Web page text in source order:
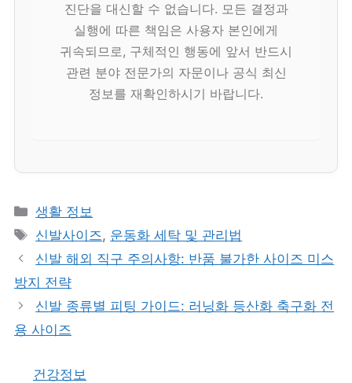
진단을 대신할 수 없습니다. 모든 결정과
실행에 따른 책임은 사용자 본인에게
귀속되므로, 구체적인 행동에 앞서 반드시
관련 분야 전문가의 자문이나 공식 최신
정보를 재확인하시기 바랍니다.
카
테
리
생활 정보
태
그
신발사이즈 , 운동화 세탁 및 관리법
신발 해외 직구 주의사항: 반품 불가한 사이즈 미스
방지 전략
신발 종류별 피팅 가이드: 러닝화 등산화 축구화 전
용 사이즈
건강정보